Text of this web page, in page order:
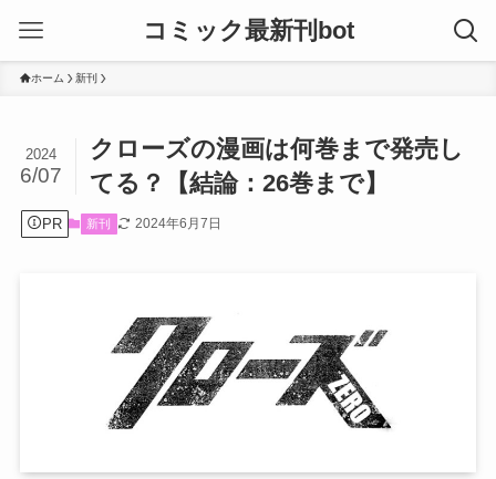
コミック最新刊bot
ホーム 新刊
クローズの漫画は何巻まで発売し
てる？【結論：26巻まで】
2024
6/07
PR 新刊 2024年6月7日